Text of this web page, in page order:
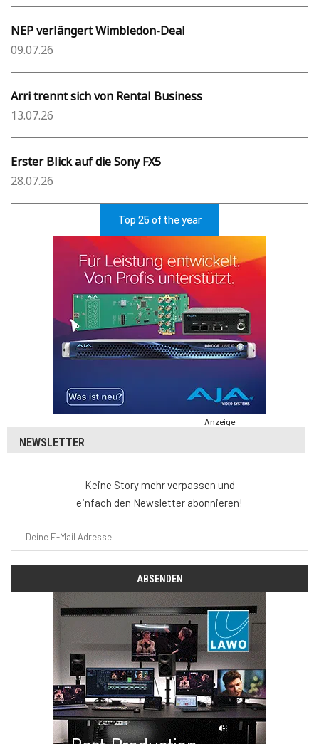
NEP verlängert Wimbledon-Deal
09.07.26
Arri trennt sich von Rental Business
13.07.26
Erster Blick auf die Sony FX5
28.07.26
Top 25 of the year
Anzeige
NEWSLETTER
Keine Story mehr verpassen und
einfach den Newsletter abonnieren!